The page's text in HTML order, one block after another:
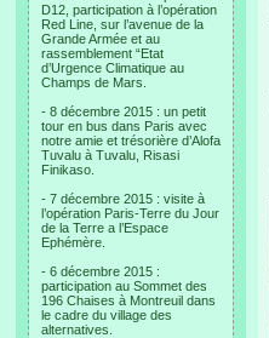
D12, participation à l’opération
Red Line, sur l’avenue de la
Grande Armée et au
rassemblement “Etat
d’Urgence Climatique au
Champs de Mars.
- 8 décembre 2015 : un petit
tour en bus dans Paris avec
notre amie et trésorière d’Alofa
Tuvalu à Tuvalu, Risasi
Finikaso.
- 7 décembre 2015 : visite à
l’opération Paris-Terre du Jour
de la Terre a l’Espace
Ephémère.
- 6 décembre 2015 :
participation au Sommet des
196 Chaises à Montreuil dans
le cadre du village des
alternatives.